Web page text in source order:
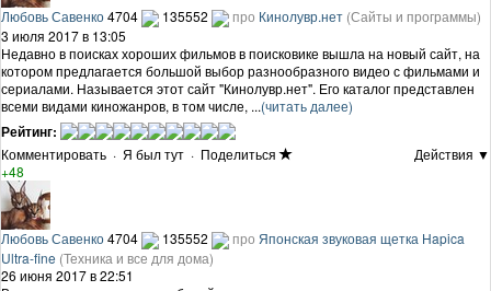
Любовь Савенко4704 135552 про Кинолувр.нет (Сайты и программы)
3 июля 2017 в 13:05
Недавно в поисках хороших фильмов в поисковике вышла на новый сайт, на
котором предлагается большой выбор разнообразного видео с фильмами и
сериалами. Называется этот сайт "Кинолувр.нет". Его каталог представлен
всеми видами киножанров, в том числе, ...(читать далее)
Рейтинг:
Комментировать · Я был тут · Поделиться
Действия ▼
+48
Любовь Савенко4704 135552 про Японская звуковая щетка Hapica
Ultra-fine (Техника и все для дома)
26 июня 2017 в 22:51